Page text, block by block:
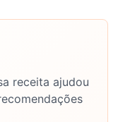
receita ajudou